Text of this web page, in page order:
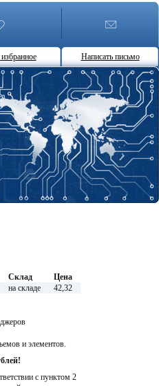
Написать письмо
Склад
Цена
на складе 42,32
и элементов.
с пунктом 2